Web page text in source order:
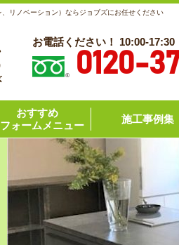
リノベーション）ならジョブズにお任せください
お電話ください！ 10:00-17:30
0120-
おすすめ
ォームメニュー
施工事例集